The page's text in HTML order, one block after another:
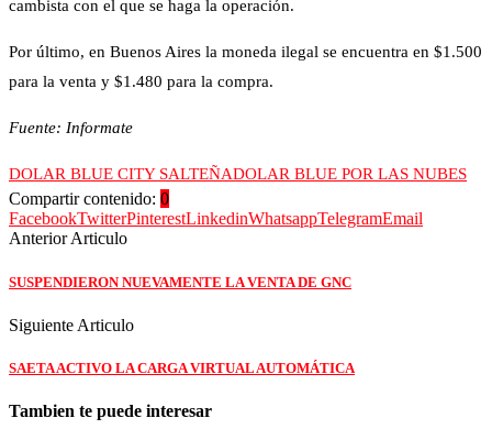
cambista con el que se haga la operación.
Por último, en Buenos Aires la moneda ilegal se encuentra en $1.500
para la venta y $1.480 para la compra.
Fuente: Informate
DOLAR BLUE CITY SALTEÑADOLAR BLUE POR LAS NUBES
Compartir contenido: 0
FacebookTwitterPinterestLinkedinWhatsappTelegramEmail
Anterior Articulo
SUSPENDIERON NUEVAMENTE LA VENTA DE GNC
Siguiente Articulo
SAETA ACTIVO LA CARGA VIRTUAL AUTOMÁTICA
Tambien te puede interesar